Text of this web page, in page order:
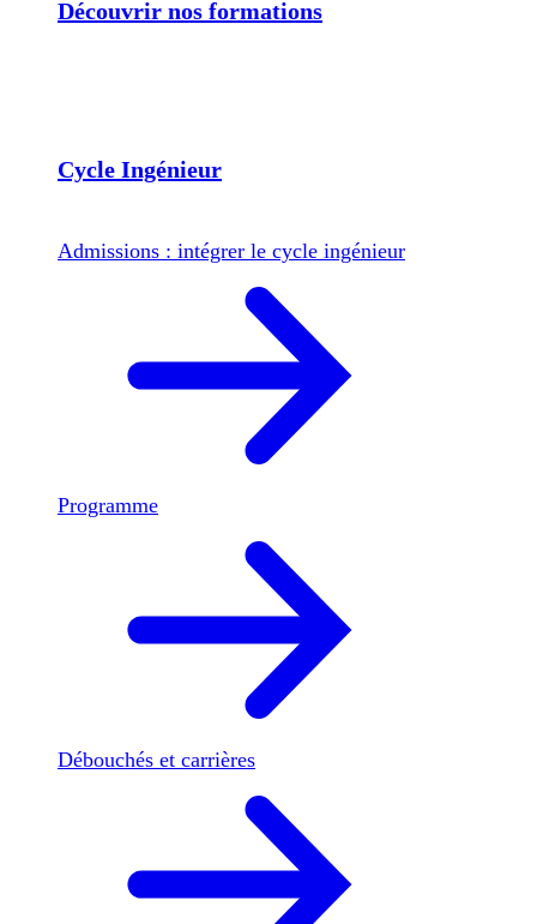
Découvrir nos formations
Cycle Ingénieur
Admissions : intégrer le cycle ingénieur
Programme
Débouchés et carrières